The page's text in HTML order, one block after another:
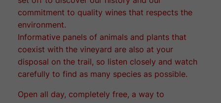
commitment to quality wines that respects the
environment.
Informative panels of animals and plants that
coexist with the vineyard are also at your
disposal on the trail, so listen closely and watch
carefully to find as many species as possible.
Open all day, completely free, a way to